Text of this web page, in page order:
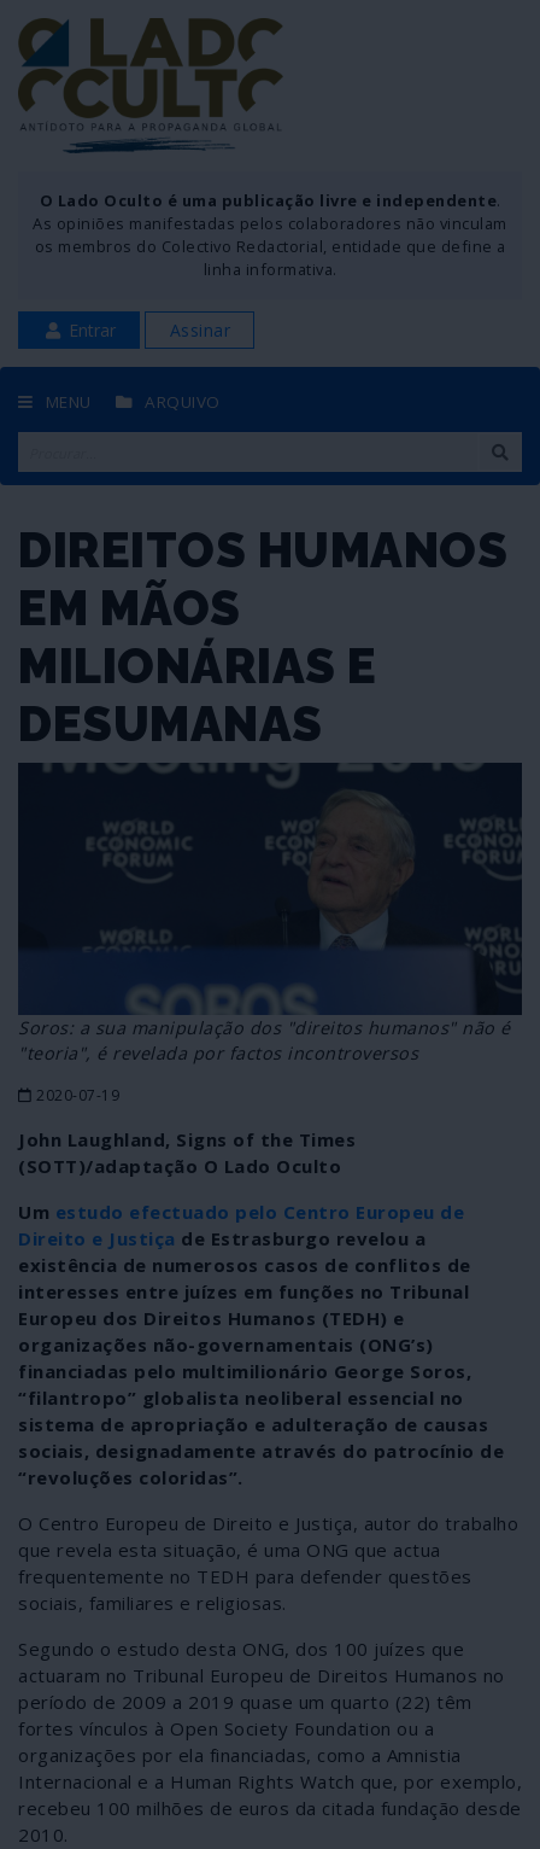
O Lado Oculto é uma publicação livre e independente.
As opiniões manifestadas pelos colaboradores não vinculam
os membros do Colectivo Redactorial, entidade que define a
linha informativa.
Entrar Assinar
MENU ARQUIVO
DIREITOS HUMANOS
EM MÃOS
MILIONÁRIAS E
DESUMANAS
Soros: a sua manipulação dos "direitos humanos" não é
"teoria", é revelada por factos incontroversos
2020-07-19
John Laughland, Signs of the Times
(SOTT)/adaptação O Lado Oculto
Um estudo efectuado pelo Centro Europeu de
Direito e Justiça de Estrasburgo revelou a
existência de numerosos casos de conflitos de
interesses entre juízes em funções no Tribunal
Europeu dos Direitos Humanos (TEDH) e
organizações não-governamentais (ONG’s)
financiadas pelo multimilionário George Soros,
“filantropo” globalista neoliberal essencial no
sistema de apropriação e adulteração de causas
sociais, designadamente através do patrocínio de
“revoluções coloridas”.
O Centro Europeu de Direito e Justiça, autor do trabalho
que revela esta situação, é uma ONG que actua
frequentemente no TEDH para defender questões
sociais, familiares e religiosas.
Segundo o estudo desta ONG, dos 100 juízes que
actuaram no Tribunal Europeu de Direitos Humanos no
período de 2009 a 2019 quase um quarto (22) têm
fortes vínculos à Open Society Foundation ou a
organizações por ela financiadas, como a Amnistia
Internacional e a Human Rights Watch que, por exemplo,
recebeu 100 milhões de euros da citada fundação desde
2010.